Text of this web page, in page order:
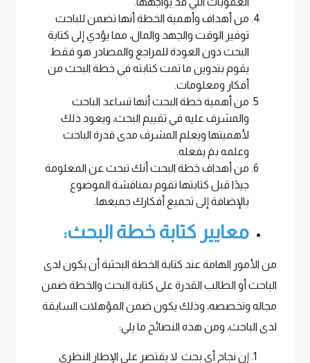
من أهداف وأهمية الخطة أنها تضمن للباحث
توفير الوقت والجهد والمال، مما يؤدي إلى كتابة
البحث دون العودة للمراجع والمصادر هو فقط
يقوم بتدوين ما تمت كتابته في خطة البحث من
أفكار ومعلومات.
من أهمية خطة البحث أنها تساعد الباحث
والمشرف عليه في تقييم البحث، ويعود ذلك
لأهميتها ويعلم المشرف مدى قدرة الباحث
وعلمه بمَ يفعله.
من أهداف خطة البحث أنك تبحث عن المعلومة
جيدًا قبل كتابتها تقوم بمناقشة الموضوع
بالإضافة إلى تجميع أفكارك جميعها.
معايير كتابة خطة البحث:
من الأمور الهامة عند كتابة الخطة البحثية أن يكون لدى
الباحث أو الطالب القدرة على كتابة البحث والخطة ضمن
مجاله وتخصصه، وذلك يكون ضمن المؤهلات السابقة
لدى الباحث، ومن هذه النصائح ما يلي:
إن نجاح أي بحث لا يقتصر على الإطار النظري